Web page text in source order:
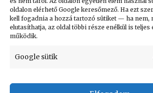
oldalon elérhető Google keresőmező. Ha ezt
kell fogadnia a hozzá tartozó sütiket — ha nem,
elutasíthatja, az oldal többi része enélkül is teljes
működik.
Google sütik
Létrehozva: 2017.06.21. 15:12
Utolsó módosítás: 2023.09.01. 20:39